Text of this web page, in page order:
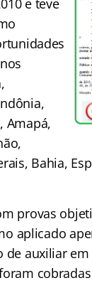
Amapá,
Bahia,
provas
aplicado
de auxiliar